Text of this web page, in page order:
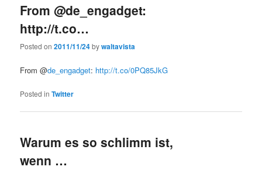
From @de_engadget:
http://t.co…
Posted on2011/11/24bywaltavista
From @de_engadget: http://t.co/0PQ85JkG
Posted in Twitter
Warum es so schlimm ist,
wenn …